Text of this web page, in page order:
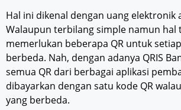
Hal ini dikenal dengan uang elektronik
Walaupun terbilang simple namun hal
memerlukan beberapa QR untuk
berbeda. Nah, dengan adanya QRIS
semua QR dari berbagai aplikasi
dibayarkan dengan satu kode QR
yang berbeda.